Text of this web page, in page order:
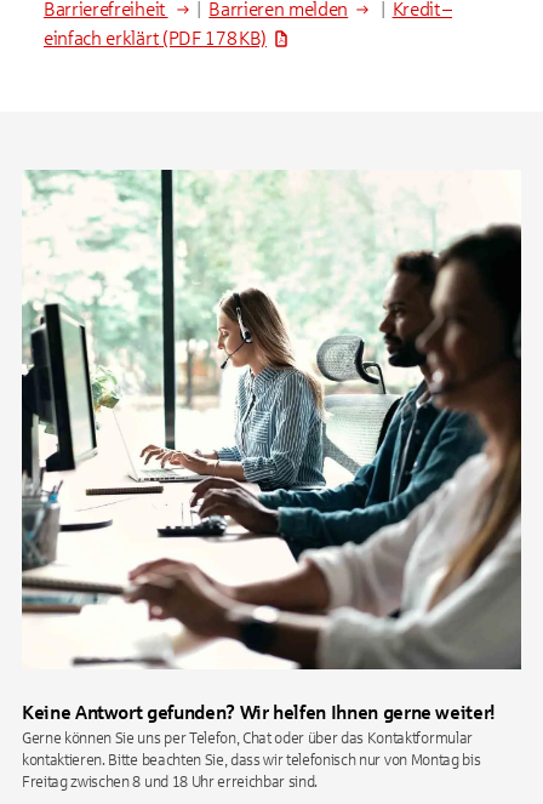
Barrierefreiheit Barrieren melden
Kredit –
einfach erklärt (PDF 178 KB)
Keine Antwort gefunden? Wir helfen Ihnen gerne weiter!
Gerne können Sie uns per Telefon, Chat oder über das Kontaktformular
kontaktieren. Bitte beachten Sie, dass wir telefonisch nur von Montag bis
Freitag zwischen 8 und 18 Uhr erreichbar sind.